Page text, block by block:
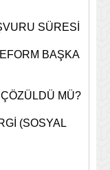
SÜRESİ
BAŞKA
MÜ?
(SOSYAL